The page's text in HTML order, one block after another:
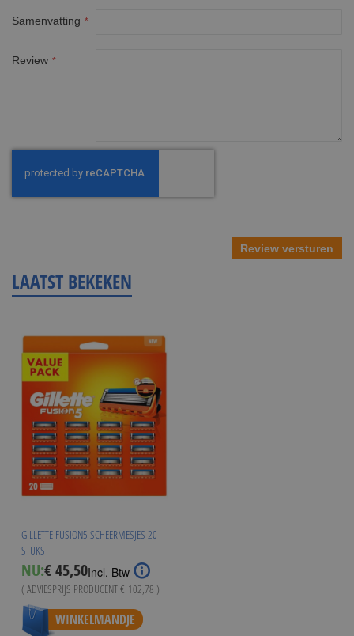
Samenvatting
Review
Review versturen
LAATST BEKEKEN
GILLETTE FUSION5 SCHEERMESJES 20
STUKS
NU:€ 45,50Incl. Btw
( ADVIESPRIJS PRODUCENT€ 102,78 )
WINKELMANDJE